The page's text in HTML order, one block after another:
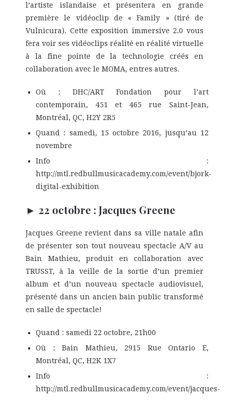
l’artiste islandaise et présentera en grande
première le vidéoclip de « Family » (tiré de
Vulnicura). Cette exposition immersive 2.0 vous
fera voir ses vidéoclips réalité en réalité virtuelle
à la fine pointe de la technologie créés en
collaboration avec le MOMA, entres autres.
Où : DHC/ART Fondation pour l’art
contemporain, 451 et 465 rue Saint-Jean,
Montréal, QC, H2Y 2R5
Quand : samedi, 15 octobre 2016, jusqu’au 12
novembre
Info :
http://mtl.redbullmusicacademy.com/event/bjork-
digital-exhibition
► 22 octobre : Jacques Greene
Jacques Greene revient dans sa ville natale afin
de présenter son tout nouveau spectacle A/V au
Bain Mathieu, produit en collaboration avec
TRUSST, à la veille de la sortie d’un premier
album et d’un nouveau spectacle audiovisuel,
présenté dans un ancien bain public transformé
en salle de spectacle!
Quand : samedi 22 octobre, 21h00
Où : Bain Mathieu, 2915 Rue Ontario E,
Montréal, QC, H2K 1X7
Info :
http://mtl.redbullmusicacademy.com/event/jacques-